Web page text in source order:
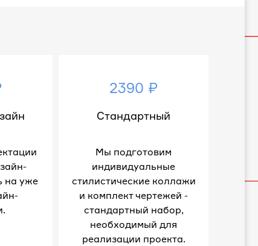
на уже
2390 ₽
Стандартный
Мы подготовим
индивидуальные
стилистические коллажи
и комплект чертежей -
стандартный набор,
необходимый для
реализации проекта.